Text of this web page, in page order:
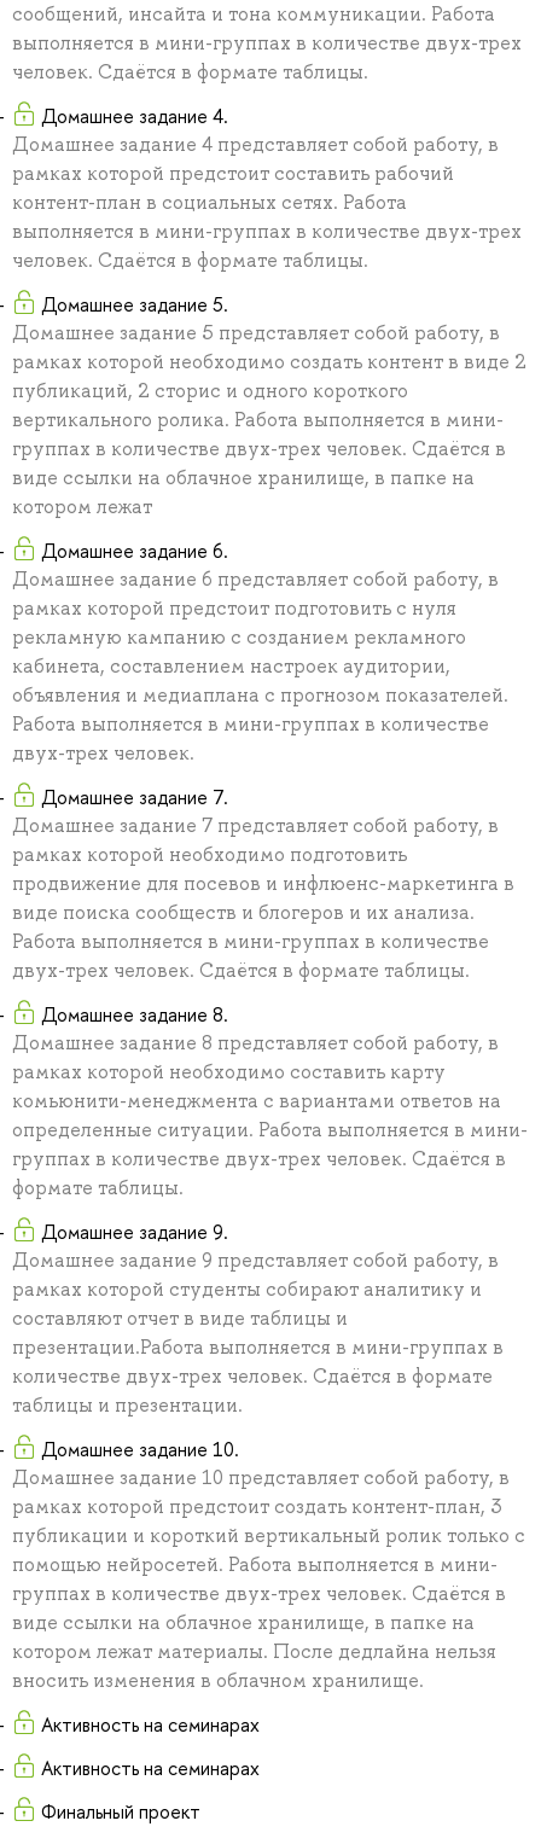
сообщений, инсайта и тона коммуникации. Работа
выполняется в мини-группах в количестве двух-трех
человек. Сдаётся в формате таблицы.
Домашнее задание 4.
Домашнее задание 4 представляет собой работу, в
рамках которой предстоит составить рабочий
контент-план в социальных сетях. Работа
выполняется в мини-группах в количестве двух-трех
человек. Сдаётся в формате таблицы.
Домашнее задание 5.
Домашнее задание 5 представляет собой работу, в
рамках которой необходимо создать контент в виде 2
публикаций, 2 сторис и одного короткого
вертикального ролика. Работа выполняется в мини-
группах в количестве двух-трех человек. Сдаётся в
виде ссылки на облачное хранилище, в папке на
котором лежат
Домашнее задание 6.
Домашнее задание 6 представляет собой работу, в
рамках которой предстоит подготовить с нуля
рекламную кампанию с созданием рекламного
кабинета, составлением настроек аудитории,
объявления и медиаплана с прогнозом показателей.
Работа выполняется в мини-группах в количестве
двух-трех человек.
Домашнее задание 7.
Домашнее задание 7 представляет собой работу, в
рамках которой необходимо подготовить
продвижение для посевов и инфлюенс-маркетинга в
виде поиска сообществ и блогеров и их анализа.
Работа выполняется в мини-группах в количестве
двух-трех человек. Сдаётся в формате таблицы.
Домашнее задание 8.
Домашнее задание 8 представляет собой работу, в
рамках которой необходимо составить карту
комьюнити-менеджмента с вариантами ответов на
определенные ситуации. Работа выполняется в мини-
группах в количестве двух-трех человек. Сдаётся в
формате таблицы.
Домашнее задание 9.
Домашнее задание 9 представляет собой работу, в
рамках которой студенты собирают аналитику и
составляют отчет в виде таблицы и
презентации.Работа выполняется в мини-группах в
количестве двух-трех человек. Сдаётся в формате
таблицы и презентации.
Домашнее задание 10.
Домашнее задание 10 представляет собой работу, в
рамках которой предстоит создать контент-план, 3
публикации и короткий вертикальный ролик только с
помощью нейросетей. Работа выполняется в мини-
группах в количестве двух-трех человек. Сдаётся в
виде ссылки на облачное хранилище, в папке на
котором лежат материалы. После дедлайна нельзя
вносить изменения в облачном хранилище.
Активность на семинарах
Активность на семинарах
Финальный проект